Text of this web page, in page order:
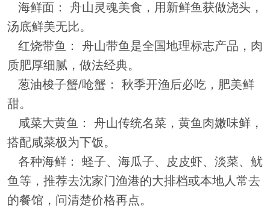
海鲜面： 舟山灵魂美食，用新鲜鱼获做浇头，
汤底鲜美无比。
红烧带鱼： 舟山带鱼是全国地理标志产品，肉
质肥厚细腻，做法经典。
葱油梭子蟹/呛蟹： 秋季开渔后必吃，肥美鲜
甜。
咸菜大黄鱼： 舟山传统名菜，黄鱼肉嫩味鲜，
搭配咸菜极为下饭。
各种海鲜： 蛏子、海瓜子、皮皮虾、淡菜、鱿
鱼等，推荐去沈家门渔港的大排档或本地人常去
的餐馆，问清楚价格再点。